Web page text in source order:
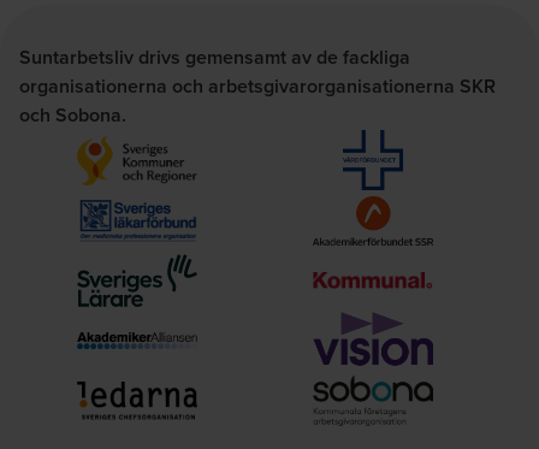
Suntarbetsliv drivs gemensamt av de fackliga
organisationerna och arbetsgivarorganisationerna SKR
och Sobona.